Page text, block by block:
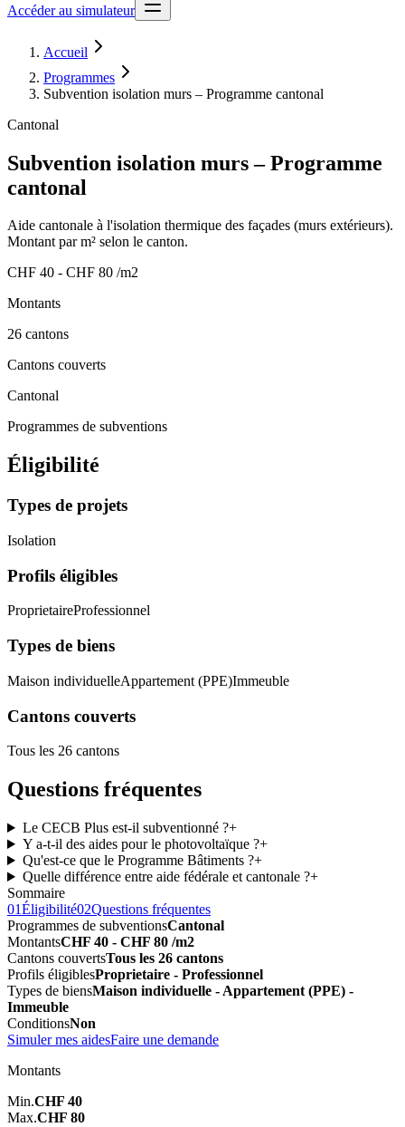
Accéder au simulateur
Accueil
Programmes
Subvention isolation murs – Programme cantonal
Cantonal
Subvention isolation murs – Programme
cantonal
Aide cantonale à l'isolation thermique des façades (murs extérieurs).
Montant par m² selon le canton.
CHF 40 - CHF 80 /m2
Montants
26 cantons
Cantons couverts
Cantonal
Programmes de subventions
Éligibilité
Types de projets
Isolation
Profils éligibles
ProprietaireProfessionnel
Types de biens
Maison individuelleAppartement (PPE)Immeuble
Cantons couverts
Tous les 26 cantons
Questions fréquentes
Le CECB Plus est-il subventionné ?+
Y a-t-il des aides pour le photovoltaïque ?+
Qu'est-ce que le Programme Bâtiments ?+
Quelle différence entre aide fédérale et cantonale ?+
Sommaire
01Éligibilité02Questions fréquentes
Programmes de subventionsCantonal
MontantsCHF 40 - CHF 80 /m2
Cantons couvertsTous les 26 cantons
Profils éligiblesProprietaire - Professionnel
Types de biensMaison individuelle - Appartement (PPE) -
Immeuble
ConditionsNon
Simuler mes aidesFaire une demande
Montants
Min.CHF 40
Max.CHF 80